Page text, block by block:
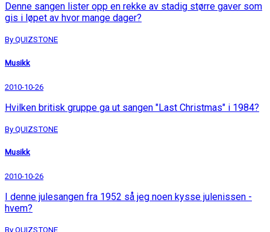
Denne sangen lister opp en rekke av stadig større gaver som
gis i løpet av hvor mange dager?
By QUIZSTONE
Musikk
2010-10-26
Hvilken britisk gruppe ga ut sangen "Last Christmas" i 1984?
By QUIZSTONE
Musikk
2010-10-26
I denne julesangen fra 1952 så jeg noen kysse julenissen -
hvem?
By QUIZSTONE